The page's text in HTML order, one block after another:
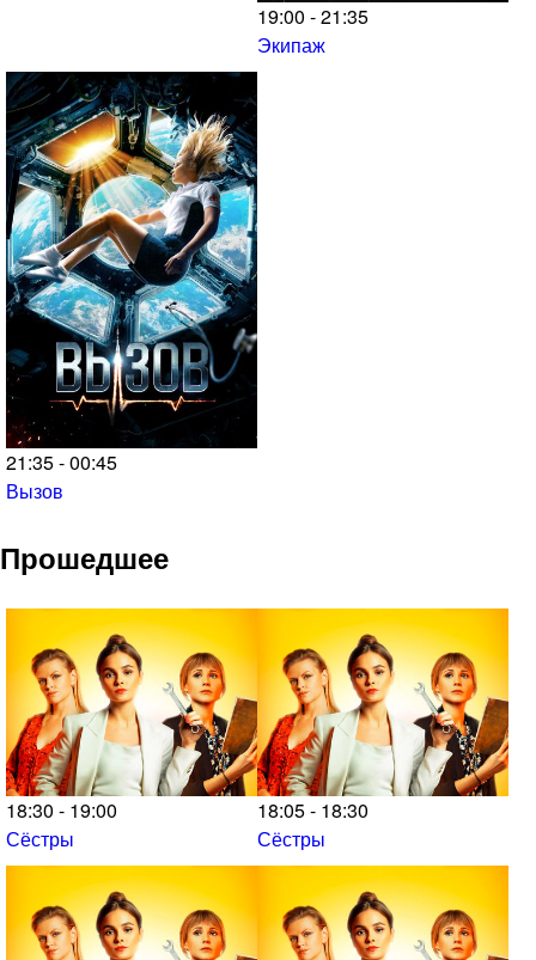
19:00 - 21:35
Экипаж
21:35 - 00:45
Вызов
Прошедшее
18:30 - 19:00
Сёстры
18:05 - 18:30
Сёстры